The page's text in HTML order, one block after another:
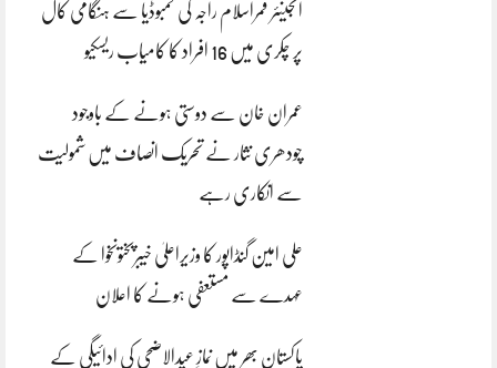
انجینئر قمراسلام راجہ کی کمبوڈیا سے ہنگامی کال
پر چکری میں 16 افراد کا کامیاب ریسکیو
عمران خان سے دوستی ہونے کے باوجود
چودھری نثار نے تحریک انصاف میں شمولیت
سے انکاری رہے
علی امین گنڈاپور کا وزیراعلیٰ خیبرپختونخوا کے
عہدے سے مستعفی ہونے کا اعلان
پاکستان بھر میں نمازِ عیدالاضحی کی ادائیگی کے